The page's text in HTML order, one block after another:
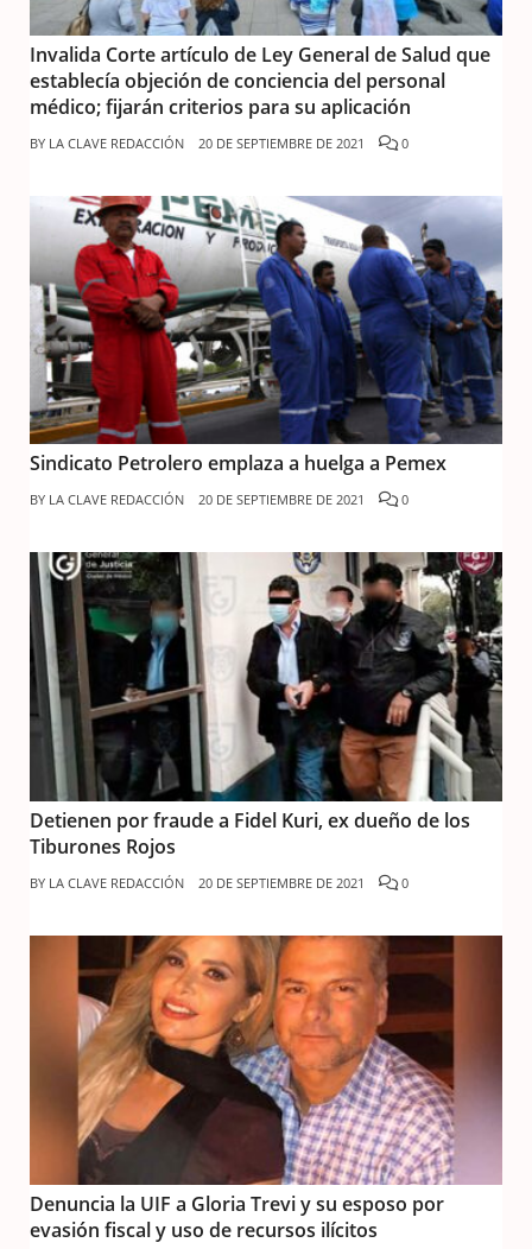
Invalida Corte artículo de Ley General de Salud que
establecía objeción de conciencia del personal
médico; fijarán criterios para su aplicación
BY LA CLAVE REDACCIÓN 20 DE SEPTIEMBRE DE 2021 0
Sindicato Petrolero emplaza a huelga a Pemex
BY LA CLAVE REDACCIÓN 20 DE SEPTIEMBRE DE 2021 0
Detienen por fraude a Fidel Kuri, ex dueño de los
Tiburones Rojos
BY LA CLAVE REDACCIÓN 20 DE SEPTIEMBRE DE 2021 0
Denuncia la UIF a Gloria Trevi y su esposo por
evasión fiscal y uso de recursos ilícitos